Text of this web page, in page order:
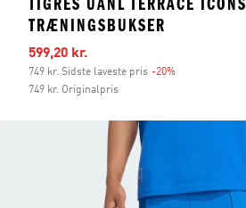
TRÆNINGSBUKSER
Udsalgspris
599,20 kr.
749 kr. Sidste laveste pris -20%
749 kr. Originalpris